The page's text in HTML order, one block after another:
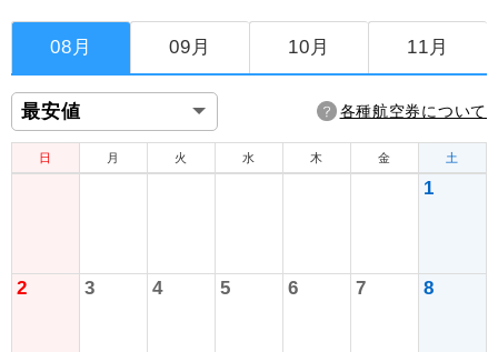
08月 09月 10月 11月
各種航空券について
日 月 火 水 木 金 土
1
2 3 4 5 6 7 8